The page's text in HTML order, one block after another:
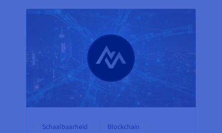
Schaalbaarheid Blockchain